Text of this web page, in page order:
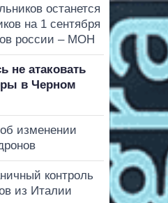
останется
на 1 сентября
россии – МОН
не атаковать
в Черном
изменении
контроль
из Италии